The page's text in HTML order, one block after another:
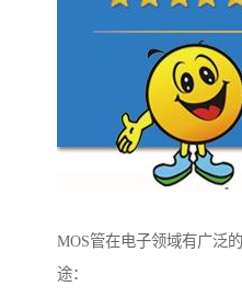
MOS管在电子领域有广泛
途：